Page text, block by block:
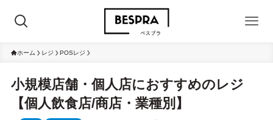
ホーム レジ POSレジ
小規模店舗・個人店におすすめのレジ
【個人飲食店/商店・業種別】